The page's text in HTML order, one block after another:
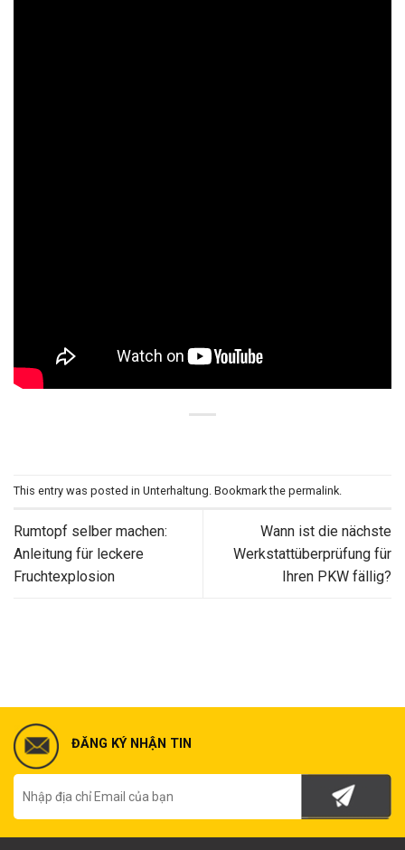
This entry was posted in Unterhaltung . Bookmark the permalink
Rumtopf selber machen:
Anleitung für leckere
Fruchtexplosion
Wann ist die nächste
Werkstattüberprüfung für
Ihren PKW fällig?
ĐĂNG KÝ NHẬN TIN